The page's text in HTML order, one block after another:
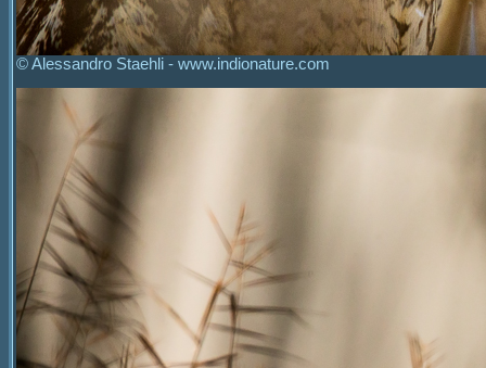
© Alessandro Staehli - www.indionature.com